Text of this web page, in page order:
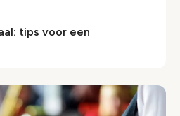
tips voor een